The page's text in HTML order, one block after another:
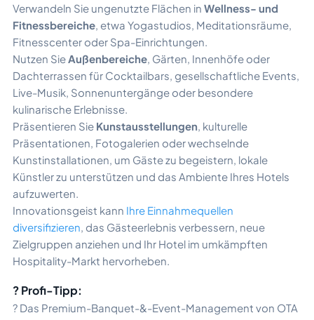
Verwandeln Sie ungenutzte Flächen in Wellness- und
Fitnessbereiche, etwa Yogastudios, Meditationsräume,
Fitnesscenter oder Spa-Einrichtungen.
Nutzen SieAußenbereiche, Gärten, Innenhöfe oder
Dachterrassen für Cocktailbars, gesellschaftliche Events,
Live-Musik, Sonnenuntergänge oder besondere
kulinarische Erlebnisse.
Präsentieren Sie Kunstausstellungen, kulturelle
Präsentationen, Fotogalerien oder wechselnde
Kunstinstallationen, um Gäste zu begeistern, lokale
Künstler zu unterstützen und das Ambiente Ihres Hotels
aufzuwerten.
Innovationsgeist kann Ihre Einnahmequellen
diversifizieren, das Gästeerlebnis verbessern, neue
Zielgruppen anziehen und Ihr Hotel im umkämpften
Hospitality-Markt hervorheben.
? Profi-Tipp:
? Das Premium-Banquet-&-Event-Management von OTA